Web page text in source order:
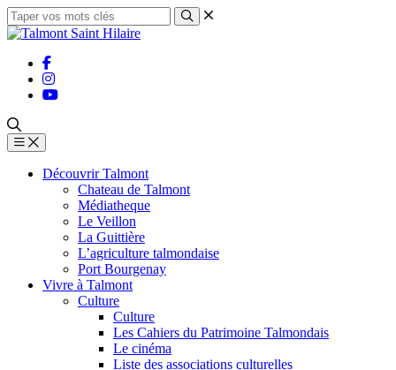
Découvrir Talmont
Chateau de Talmont
Médiatheque
Le Veillon
La Guittière
L’agriculture talmondaise
Port Bourgenay
Vivre à Talmont
Culture
Culture
Les Cahiers du Patrimoine Talmondais
Le cinéma
Liste des associations culturelles